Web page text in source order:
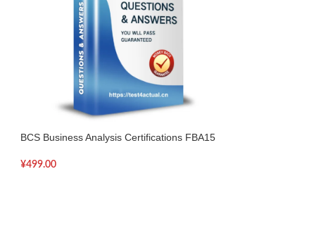
BCS Business Analysis Certifications FBA15
¥499.00